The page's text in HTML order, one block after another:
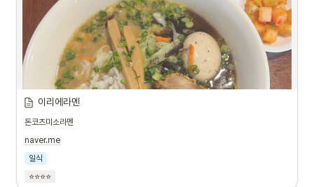
이리에라멘
돈코츠미소라멘
naver.me
일식
⭐⭐⭐⭐